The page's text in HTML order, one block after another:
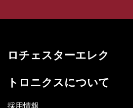
ロチェスターエレク
トロニクスについて
採用情報